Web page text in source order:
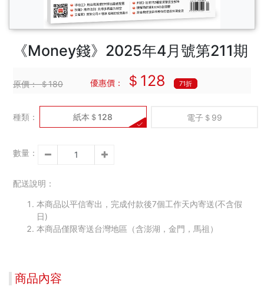
《Money錢》2025年4月號第211期
原價：＄180 優惠價： ＄128 71折
種類： 紙本＄128 電子＄99
數量：
配送說明：
本商品以平信寄出，完成付款後7個工作天內寄送(不含假
日)
本商品僅限寄送台灣地區（含澎湖，金門，馬祖）
商品內容